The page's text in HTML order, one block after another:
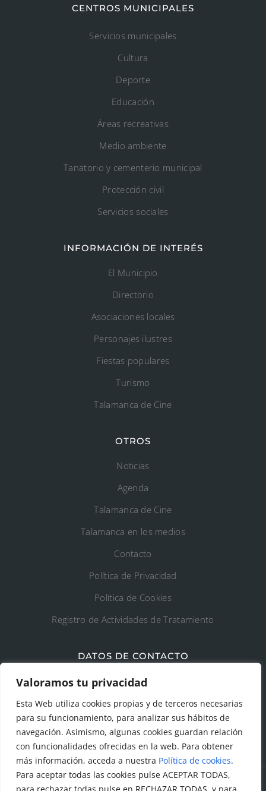
Valoramos tu privacidad
Esta Web utiliza cookies propias y de terceros necesarias
para su funcionamiento, para analizar sus hábitos de
navegación. Asimismo, algunas cookies guardan relación
con funcionalidades ofrecidas en la web. Para obtener
más información, acceda a nuestra Política de cookies.
Para aceptar todas las cookies pulse ACEPTAR TODAS,
CENTROS MUNICIPALES
Servicios municipales
Cultura
Deporte
Educación
Áreas recreativas
Medio ambiente
Tanatorio y cementerio municipal
Protección civil
Servicios sociales
INFORMACIÓN DE INTERÉS
El Municipio
Directorio
Asociaciones locales
Personajes ilustres
Fiestas populares
Turismo
Talamanca de Cine
OTROS
Noticias
Agenda
Talamanca de Cine
Talamanca en los medios
Contacto
Política de Privacidad
Política de Cookies
Registro de Actividades de Tratamiento
DATOS DE CONTACTO
Ayto. de Talamanca de Jarama
C/Fuente del Arca, 19 28160 Talamanca de
Jarama (Madrid)